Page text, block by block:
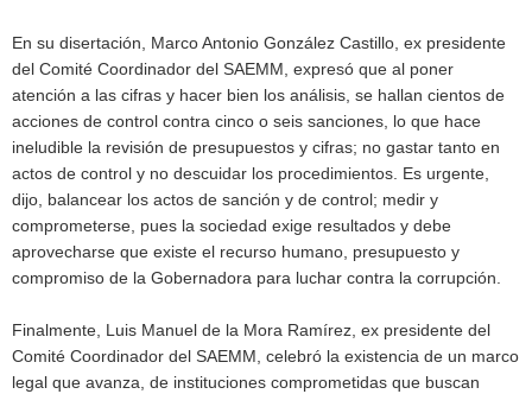
En su disertación, Marco Antonio González Castillo, ex presidente
del Comité Coordinador del SAEMM, expresó que al poner
atención a las cifras y hacer bien los análisis, se hallan cientos de
acciones de control contra cinco o seis sanciones, lo que hace
ineludible la revisión de presupuestos y cifras; no gastar tanto en
actos de control y no descuidar los procedimientos. Es urgente,
dijo, balancear los actos de sanción y de control; medir y
comprometerse, pues la sociedad exige resultados y debe
aprovecharse que existe el recurso humano, presupuesto y
compromiso de la Gobernadora para luchar contra la corrupción.
Finalmente, Luis Manuel de la Mora Ramírez, ex presidente del
Comité Coordinador del SAEMM, celebró la existencia de un marco
legal que avanza, de instituciones comprometidas que buscan